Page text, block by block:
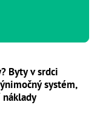
Byty v srdci
systém,